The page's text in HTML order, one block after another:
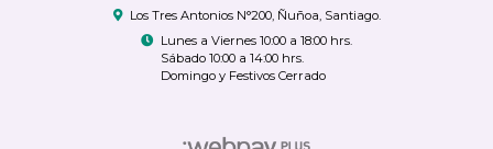
Los Tres Antonios N°200, Ñuñoa, Santiago.
Lunes a Viernes 10:00 a 18:00 hrs.
Sábado 10:00 a 14:00 hrs.
Domingo y Festivos Cerrado